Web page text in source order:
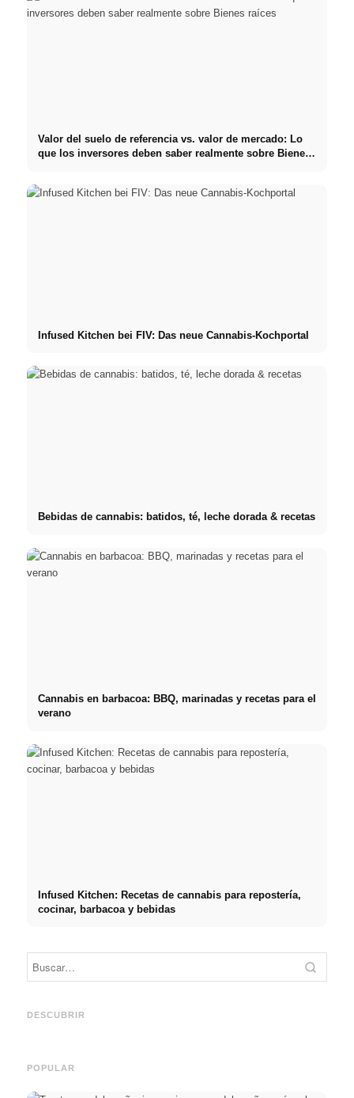
Valor del suelo de referencia vs. valor de mercado: Lo
que los inversores deben saber realmente sobre Bienes
Infused Kitchen bei FIV: Das neue Cannabis-Kochportal
Bebidas de cannabis: batidos, té, leche dorada & recetas
Cannabis en barbacoa: BBQ, marinadas y recetas para el
verano
Infused Kitchen: Recetas de cannabis para repostería,
cocinar, barbacoa y bebidas
DESCUBRIR
Mehr Verkäufe durch gezieltes
POPULAR